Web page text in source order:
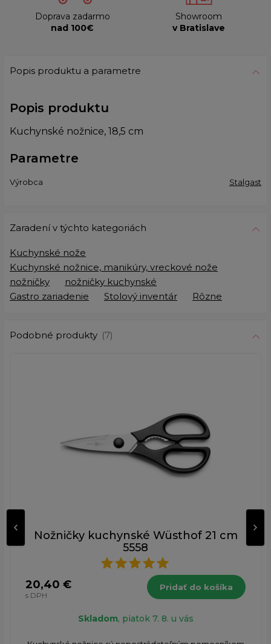
Doprava zadarmo
nad 100€
Showroom
v Bratislave
Popis produktu a parametre
Popis produktu
Kuchynské nožnice, 18,5 cm
Parametre
Výrobca Stalgast
Zaradení v týchto kategoriách
Kuchynské nože
Kuchynské nožnice, manikúry, vreckové nože
nožničky
nožničky kuchynské
Gastro zariadenie
Stolový inventár Rôzne
Podobné produkty (7)
Nožničky kuchynské Wüsthof 21 cm
5558
20,40 €
s DPH
Pridať do košíka
Skladom, piatok 7. 8. u vás